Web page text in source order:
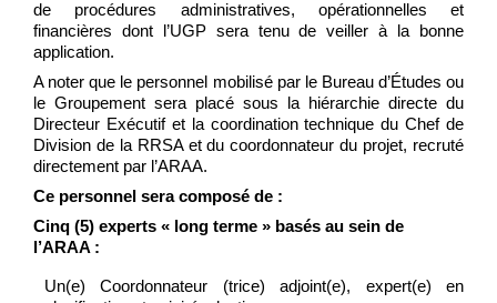
de procédures administratives, opérationnelles et
financières dont l’UGP sera tenu de veiller à la bonne
application.
A noter que le personnel mobilisé par le Bureau d’Études ou
le Groupement sera placé sous la hiérarchie directe du
Directeur Exécutif et la coordination technique du Chef de
Division de la RRSA et du coordonnateur du projet, recruté
directement par l’ARAA.
Ce personnel sera composé de :
Cinq (5) experts « long terme » basés au sein de
l’ARAA :
Un(e) Coordonnateur (trice) adjoint(e), expert(e) en